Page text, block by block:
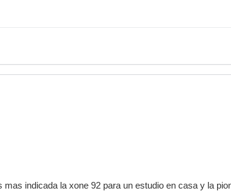
mas indicada la xone 92 para un estudio en casa y la